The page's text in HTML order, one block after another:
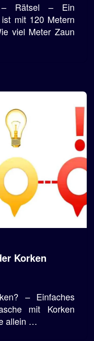
Rätsel – Ein
mit 120 Metern
viel Meter Zaun
Korken
– Einfaches
mit Korken
allein …